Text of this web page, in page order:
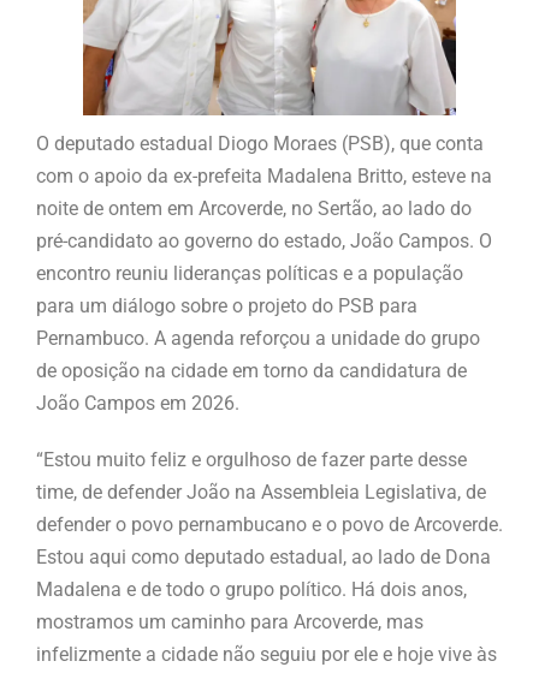
O deputado estadual Diogo Moraes (PSB), que conta
com o apoio da ex-prefeita Madalena Britto, esteve na
noite de ontem em Arcoverde, no Sertão, ao lado do
pré-candidato ao governo do estado, João Campos. O
encontro reuniu lideranças políticas e a população
para um diálogo sobre o projeto do PSB para
Pernambuco. A agenda reforçou a unidade do grupo
de oposição na cidade em torno da candidatura de
João Campos em 2026.
“Estou muito feliz e orgulhoso de fazer parte desse
time, de defender João na Assembleia Legislativa, de
defender o povo pernambucano e o povo de Arcoverde.
Estou aqui como deputado estadual, ao lado de Dona
Madalena e de todo o grupo político. Há dois anos,
mostramos um caminho para Arcoverde, mas
infelizmente a cidade não seguiu por ele e hoje vive às